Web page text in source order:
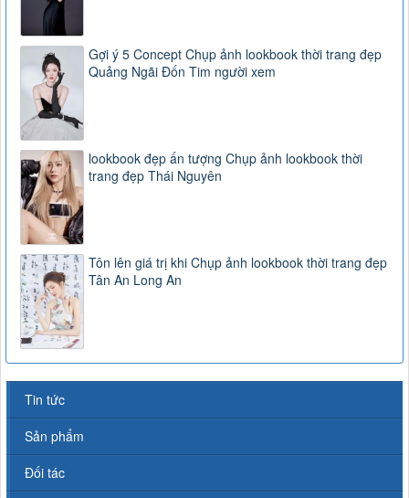
Gợi ý 5 Concept Chụp ảnh lookbook thời trang đẹp
Quảng Ngãi Đốn Tim người xem
lookbook đẹp ấn tượng Chụp ảnh lookbook thời
trang đẹp Thái Nguyên
Tôn lên giá trị khi Chụp ảnh lookbook thời trang đẹp
Tân An Long An
Tin tức
Sản phẩm
Đối tác